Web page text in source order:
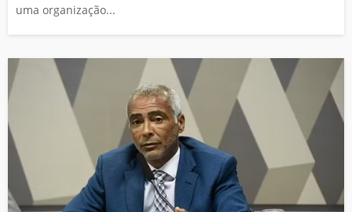
uma organização...